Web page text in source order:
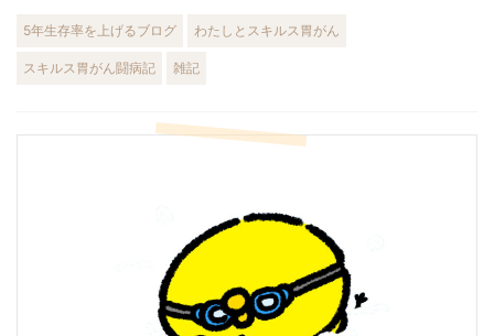
5年生存率を上げるブログ わたしとスキルス胃がん
スキルス胃がん闘病記 雑記